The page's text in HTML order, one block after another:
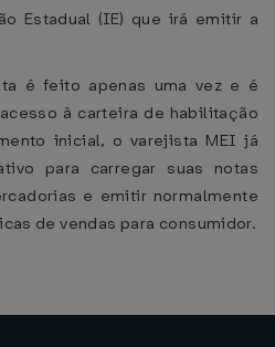
Estadual (IE) que irá emitir a
é feito apenas uma vez e é
à carteira de habilitação
inicial, o varejista MEI já
para carregar suas notas
e emitir normalmente
de vendas para consumidor.